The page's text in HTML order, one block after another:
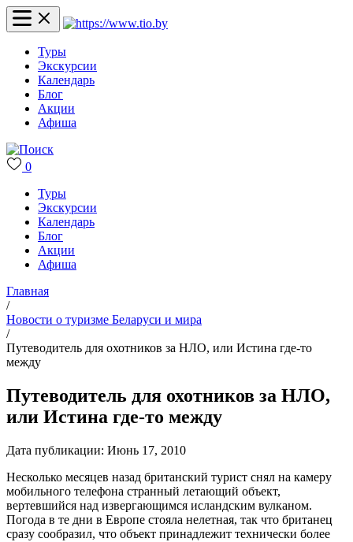
Туры
Экскурсии
Календарь
Блог
Акции
Афиша
0
Туры
Экскурсии
Календарь
Блог
Акции
Афиша
Главная
/
Новости о туризме Беларуси и мира
/
Путеводитель для охотников за НЛО, или Истина где-то
между
Путеводитель для охотников за НЛО,
или Истина где-то между
Дата публикации: Июнь 17, 2010
Несколько месяцев назад британский турист снял на камеру
мобильного телефона странный летающий объект,
вертевшийся над извергающимся исландским вулканом.
Погода в те дни в Европе стояла нелетная, так что британец
сразу сообразил, что объект принадлежит технически более